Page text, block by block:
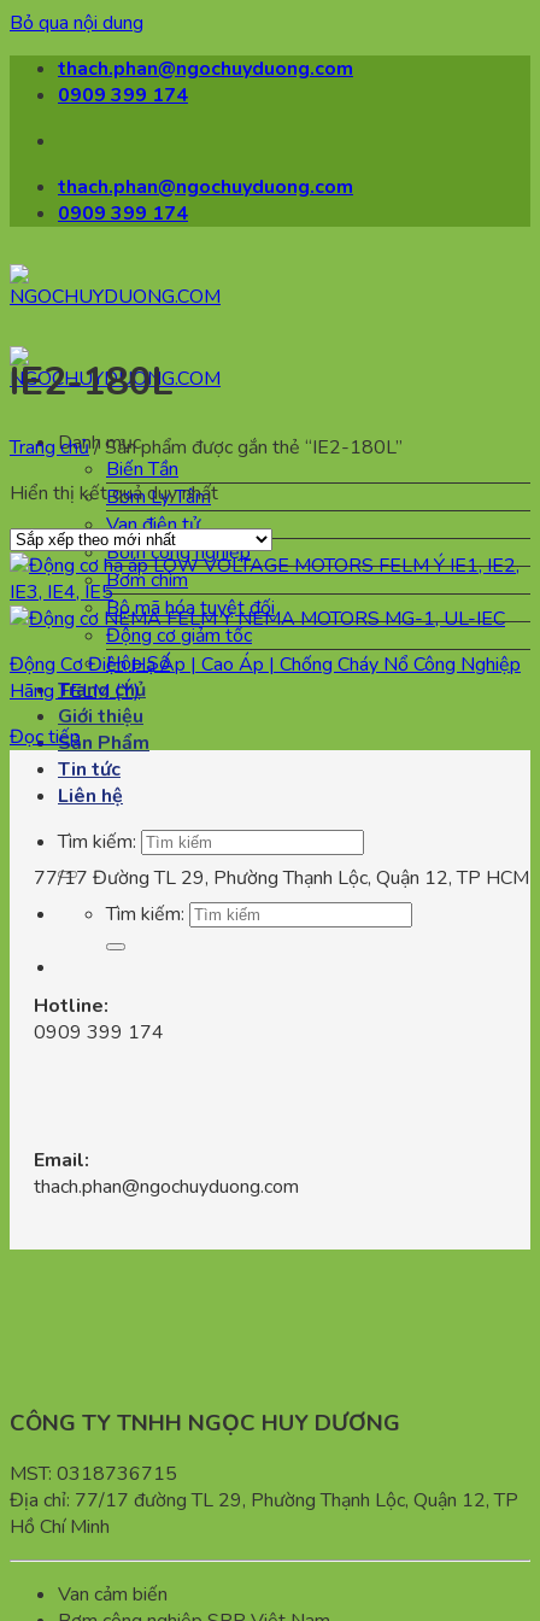
Bỏ qua nội dung
thach.phan@ngochuyduong.com
0909 399 174
thach.phan@ngochuyduong.com
0909 399 174
Danh mục
Biến Tần
Bơm Ly Tâm
Van điện tử
Bơm công nghiệp
Bơm chìm
Bộ mã hóa tuyệt đối
Động cơ giảm tốc
Hộp Số
Trang chủ
Giới thiệu
Sản Phẩm
Tin tức
Liên hệ
Tìm kiếm:
Tìm kiếm:
IE2-180L
Trang chủ/Sản phẩm được gắn thẻ “IE2-180L”
Hiển thị kết quả duy nhất
Động Cơ Điện Hạ Áp | Cao Áp | Chống Cháy Nổ Công Nghiệp
Hãng FELM (Ý)
Đọc tiếp
77/17 Đường TL 29, Phường Thạnh Lộc, Quận 12, TP HCM
Hotline:
0909 399 174
Email:
thach.phan@ngochuyduong.com
CÔNG TY TNHH NGỌC HUY DƯƠNG
MST: 0318736715
Địa chỉ: 77/17 đường TL 29, Phường Thạnh Lộc, Quận 12, TP
Hồ Chí Minh
Van cảm biến